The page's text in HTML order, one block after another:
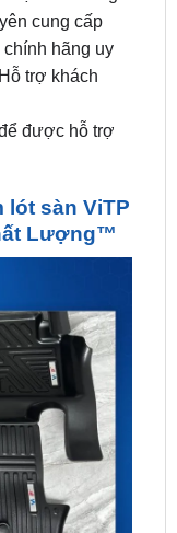
trợ khách
để được hỗ trợ
sàn ViTP